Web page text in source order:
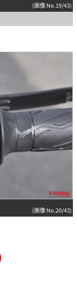
(画像 No.19/43)
(画像 No.20/43)